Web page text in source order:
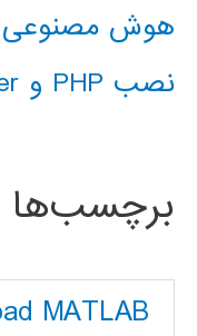
هوش مصنوعی
نصب PHP و composer در ویندوز 10
برچسب‌ها
MATLAB